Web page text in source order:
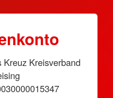
Kreisverband